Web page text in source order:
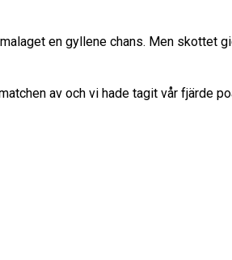
en gyllene chans. Men skottet
av och vi hade tagit vår fjärde